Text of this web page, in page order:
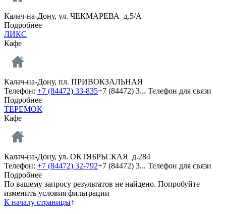
Калач-на-Дону, ул. ЧЕКМАРЕВА д.5/А
Подробнее
ЛИКС
Кафе
Калач-на-Дону, пл. ПРИВОКЗАЛЬНАЯ
Телефон: +7 (84472) 33-835+7 (84472) 3... Телефон для связи
Подробнее
ТЕРЕМОК
Кафе
Калач-на-Дону, ул. ОКТЯБРЬСКАЯ д.284
Телефон: +7 (84472) 32-792+7 (84472) 3... Телефон для связи
Подробнее
По вашему запросу результатов не найдено. Попробуйте
изменить условия фильтрации
К началу страницы↑